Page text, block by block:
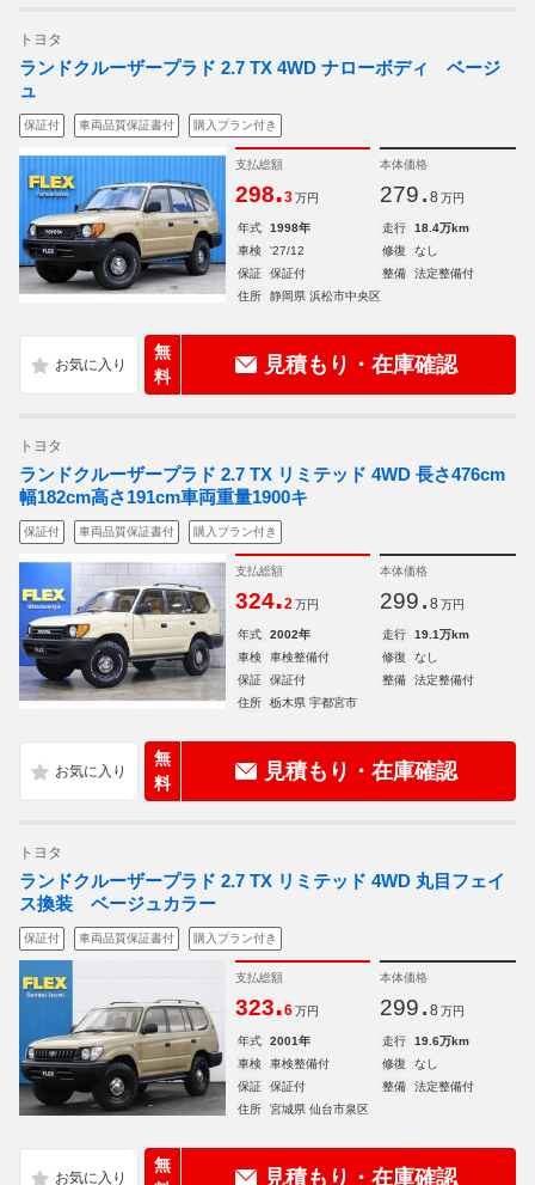
トヨタ
ランドクルーザープラド 2.7 TX 4WD ナローボディ ベージ
ュ
保証付 車両品質保証書付 購入プラン付き
支払総額
298.3 万円
本体価格
279. 8 万円
年式 1998年 走行
18.4万km
車検
'27/12 修復
なし
保証
保証付 整備
法定整備付
住所
静岡県 浜松市中央区
無
料
見積もり・在庫確認
トヨタ
ランドクルーザープラド 2.7 TX リミテッド 4WD 長さ476cm
幅182cm高さ191cm車両重量1900キ
保証付 車両品質保証書付 購入プラン付き
支払総額
324.2 万円
本体価格
299. 8 万円
年式 2002年 走行
19.1万km
車検
車検整備付 修復
なし
保証
保証付 整備
法定整備付
住所
栃木県 宇都宮市
無
料
見積もり・在庫確認
トヨタ
ランドクルーザープラド 2.7 TX リミテッド 4WD 丸目フェイ
ス換装 ベージュカラー
保証付 車両品質保証書付 購入プラン付き
支払総額
323.6 万円
本体価格
299. 8 万円
年式 2001年 走行
19.6万km
車検
車検整備付 修復
なし
保証
保証付 整備
法定整備付
住所
宮城県 仙台市泉区
無
見積もり・在庫確認